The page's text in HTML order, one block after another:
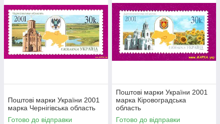
Поштові марки України 2001
марка Чернігівська область
Готово до відправки
Поштові марки України 2001
марка Кіровоградська
область
Готово до відправки